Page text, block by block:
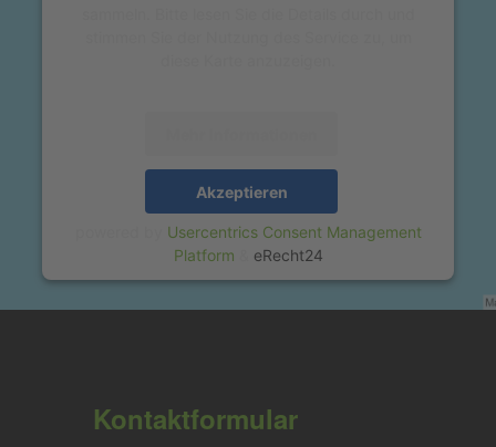
Akzeptieren
Usercentrics Consent Management
Platform
eRecht24
Kontaktformular